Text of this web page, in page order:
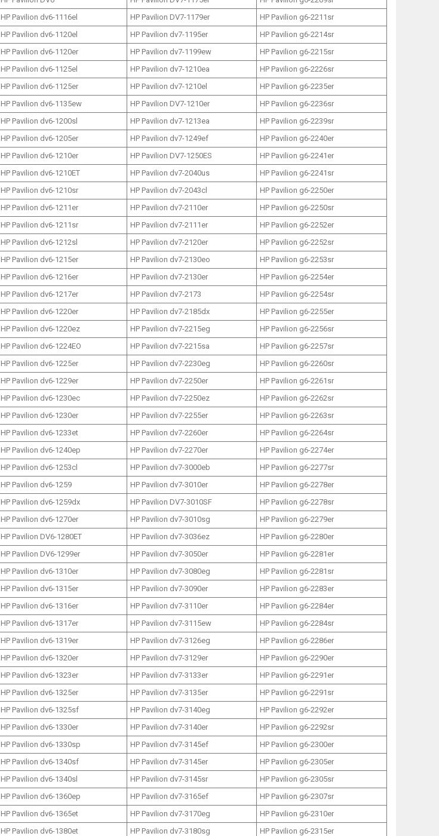
HP Pavilion dv6-1116el HP Pavilion DV7-1179er
HP Pavilion g6-2211sr
HP Pavilion dv6-1120el HP Pavilion dv7-1195er
HP Pavilion g6-2214sr
HP Pavilion dv6-1120er HP Pavilion dv7-1199ew
HP Pavilion g6-2215sr
HP Pavilion dv6-1125el HP Pavilion dv7-1210ea
HP Pavilion g6-2226sr
HP Pavilion dv6-1125er HP Pavilion dv7-1210el
HP Pavilion g6-2235er
HP Pavilion dv6-1135ew HP Pavilion DV7-1210er
HP Pavilion g6-2236sr
HP Pavilion dv6-1200sl HP Pavilion dv7-1213ea
HP Pavilion g6-2239sr
HP Pavilion dv6-1205er HP Pavilion dv7-1249ef
HP Pavilion g6-2240er
HP Pavilion dv6-1210er HP Pavilion DV7-1250ES
HP Pavilion g6-2241er
HP Pavilion dv6-1210ET HP Pavilion dv7-2040us
HP Pavilion g6-2241sr
HP Pavilion dv6-1210sr HP Pavilion dv7-2043cl
HP Pavilion g6-2250er
HP Pavilion dv6-1211er HP Pavilion dv7-2110er
HP Pavilion g6-2250sr
HP Pavilion dv6-1211sr HP Pavilion dv7-2111er
HP Pavilion g6-2252er
HP Pavilion dv6-1212sl HP Pavilion dv7-2120er
HP Pavilion g6-2252sr
HP Pavilion dv6-1215er HP Pavilion dv7-2130eo
HP Pavilion g6-2253sr
HP Pavilion dv6-1216er HP Pavilion dv7-2130er
HP Pavilion g6-2254er
HP Pavilion dv6-1217er HP Pavilion dv7-2173
HP Pavilion g6-2254sr
HP Pavilion dv6-1220er HP Pavilion dv7-2185dx
HP Pavilion g6-2255er
HP Pavilion dv6-1220ez HP Pavilion dv7-2215eg
HP Pavilion g6-2256sr
HP Pavilion dv6-1224EO HP Pavilion dv7-2215sa
HP Pavilion g6-2257sr
HP Pavilion dv6-1225er HP Pavilion dv7-2230eg
HP Pavilion g6-2260sr
HP Pavilion dv6-1229er HP Pavilion dv7-2250er
HP Pavilion g6-2261sr
HP Pavilion dv6-1230ec HP Pavilion dv7-2250ez
HP Pavilion g6-2262sr
HP Pavilion dv6-1230er HP Pavilion dv7-2255er
HP Pavilion g6-2263sr
HP Pavilion dv6-1233et HP Pavilion dv7-2260er
HP Pavilion g6-2264sr
HP Pavilion dv6-1240ep HP Pavilion dv7-2270er
HP Pavilion g6-2274er
HP Pavilion dv6-1253cl HP Pavilion dv7-3000eb
HP Pavilion g6-2277sr
HP Pavilion dv6-1259 HP Pavilion dv7-3010er
HP Pavilion g6-2278er
HP Pavilion dv6-1259dx HP Pavilion DV7-3010SF
HP Pavilion g6-2278sr
HP Pavilion dv6-1270er HP Pavilion dv7-3010sg
HP Pavilion g6-2279er
HP Pavilion DV6-1280ET HP Pavilion dv7-3036ez
HP Pavilion g6-2280er
HP Pavilion DV6-1299er HP Pavilion dv7-3050er
HP Pavilion g6-2281er
HP Pavilion dv6-1310er HP Pavilion dv7-3080eg
HP Pavilion g6-2281sr
HP Pavilion dv6-1315er HP Pavilion dv7-3090er
HP Pavilion g6-2283er
HP Pavilion dv6-1316er HP Pavilion dv7-3110er
HP Pavilion g6-2284er
HP Pavilion dv6-1317er HP Pavilion dv7-3115ew
HP Pavilion g6-2284sr
HP Pavilion dv6-1319er HP Pavilion dv7-3126eg
HP Pavilion g6-2286er
HP Pavilion dv6-1320er HP Pavilion dv7-3129er
HP Pavilion g6-2290er
HP Pavilion dv6-1323er HP Pavilion dv7-3133er
HP Pavilion g6-2291er
HP Pavilion dv6-1325er HP Pavilion dv7-3135er
HP Pavilion g6-2291sr
HP Pavilion dv6-1325sf HP Pavilion dv7-3140eg
HP Pavilion g6-2292er
HP Pavilion dv6-1330er HP Pavilion dv7-3140er
HP Pavilion g6-2292sr
HP Pavilion dv6-1330sp HP Pavilion dv7-3145ef
HP Pavilion g6-2300er
HP Pavilion dv6-1340sf HP Pavilion dv7-3145er
HP Pavilion g6-2305er
HP Pavilion dv6-1340sl HP Pavilion dv7-3145sr
HP Pavilion g6-2305sr
HP Pavilion dv6-1360ep HP Pavilion dv7-3165ef
HP Pavilion g6-2307sr
HP Pavilion dv6-1365et HP Pavilion dv7-3170eg
HP Pavilion g6-2310er
HP Pavilion dv6-1380et HP Pavilion dv7-3180sg
HP Pavilion g6-2315er